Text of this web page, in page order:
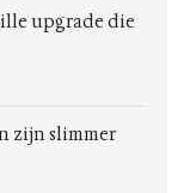
upgrade die
zijn slimmer